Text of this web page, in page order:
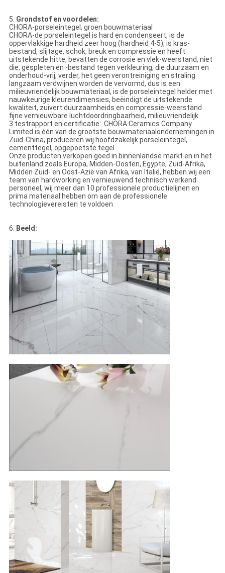
5. Grondstof en voordelen:
CHORA-porseleintegel, groen bouwmateriaal
CHORA-de porseleintegel is hard en condenseert, is de
oppervlakkige hardheid zeer hoog (hardheid 4-5), is kras-
bestand, slijtage, schok, breuk en compressie en heeft
uitstekende hitte, bevatten de corrosie en vlek-weerstand, niet
die, gespleten en -bestand tegen verkleuring, die duurzaam en
onderhoud-vrij, verder, het geen verontreiniging en straling
langzaam verdwijnen worden de vervormd, dus is een
milieuvriendelijk bouwmateriaal, is de porseleintegel helder met
nauwkeurige kleurendimensies, beëindigt de uitstekende
kwaliteit, zuivert duurzaamheids en compressie-weerstand
fijne vernieuwbare luchtdoordringbaarheid, milieuvriendelijk
3 testrapport en certificatie: CHORA Ceramics Company
Limited is één van de grootste bouwmateriaalondernemingen in
Zuid-China, produceren wij hoofdzakelijk porseleintegel,
cementtegel, opgepoetste tegel
Onze producten verkopen goed in binnenlandse markt en in het
buitenland zoals Europa, Midden-Oosten, Egypte, Zuid-Afrika,
Midden Zuid- en Oost-Azië van Afrika, van Italië, hebben wij een
team van hardworking en vernieuwend technisch werkend
personeel, wij meer dan 10 professionele productielijnen en
prima materiaal hebben om aan de professionele
technologievereisten te voldoen
6. Beeld: